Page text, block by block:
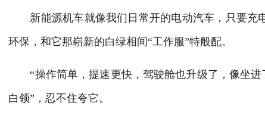
新能源机车就像我们日常开的电动汽车，只要
环保，和它那崭新的白绿相间“工作服”特般配。
“操作简单，提速更快，驾驶舱也升级了，像坐
白领”，忍不住夸它。